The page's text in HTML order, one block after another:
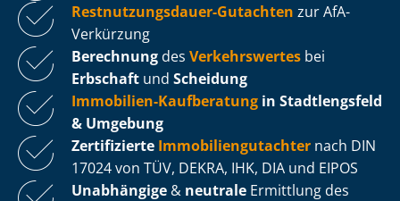
Rest­nut­zungs­dau­er-Gutachten zur AfA-
Verkürzung
Berechnung des Verkehrswertes bei
Erbschaft und Scheidung
Immobilien-Kaufberatung in Stadtlengsfeld
& Umgebung
Zertifizierte Im­mo­bi­li­en­gut­ach­ter nach DIN
17024 von TÜV, DEKRA, IHK, DIA und EIPOS
Unabhängige & neutrale Ermittlung des